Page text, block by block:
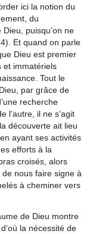
ici la notion du
du
puisqu’on ne
Et quand on parle
Dieu est premier
et immatériels
Tout le
par grâce de
recherche
l’autre, il ne s’agit
découverte ait lieu
ayant ses activités
efforts à la
croisés, alors
nous faire signe à
à cheminer vers
de Dieu montre
la nécessité de